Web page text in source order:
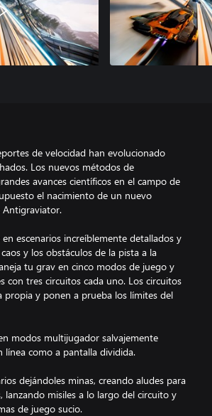
de velocidad han evolucionado
Los nuevos métodos de
avances científicos en el campo de
el nacimiento de un nuevo
Antigraviator.
escenarios increíblemente detallados y
y los obstáculos de la pista a la
tu grav en cinco modos de juego y
con tres circuitos cada uno. Los circuitos
propia y ponen a prueba los límites del
modos multijugador salvajemente
como a pantalla dividida.
dejándoles minas, creando aludes para
lanzando misiles a lo largo del circuito y
de juego sucio.